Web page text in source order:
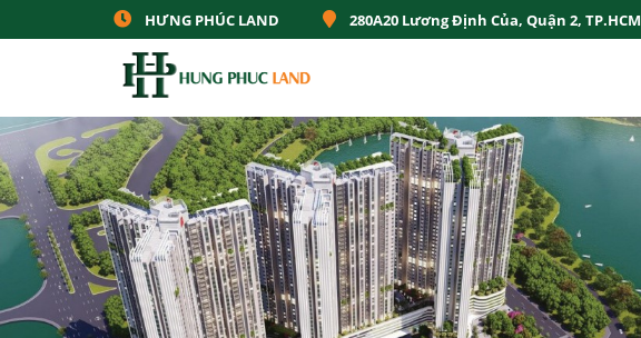
HƯNG PHÚC LAND 280A20 Lương Định Của, Quận 2, TP.HCM